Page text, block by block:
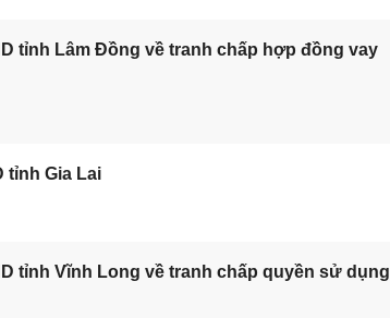
tỉnh Lâm Đồng về tranh chấp hợp đồng vay
tỉnh Gia Lai
tỉnh Vĩnh Long về tranh chấp quyền sử dụng